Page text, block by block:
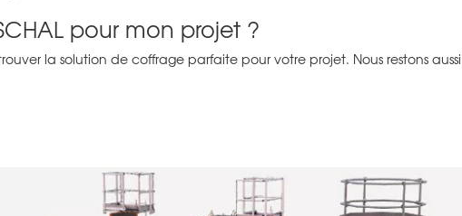
pour mon projet ?
la solution de coffrage parfaite pour votre projet. Nous restons